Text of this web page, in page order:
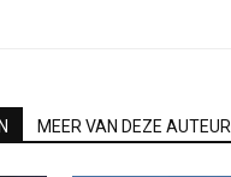
MEER VAN DEZE AUTEUR